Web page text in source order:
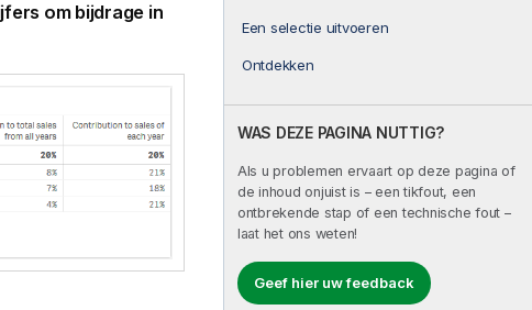
Een selectie uitvoeren
Ontdekken
WAS DEZE PAGINA NUTTIG?
Als u problemen ervaart op deze pagina of
de inhoud onjuist is – een tikfout, een
ontbrekende stap of een technische fout –
laat het ons weten!
Geef hier uw feedback
om bijdrage in